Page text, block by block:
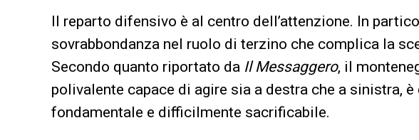
Il reparto difensivo è al centro dell’attenzione. In
sovrabbondanza nel ruolo di terzino che complica la
Secondo quanto riportato da Il Messaggero, il
polivalente capace di agire sia a destra che a sinistra,
fondamentale e difficilmente sacrificabile.